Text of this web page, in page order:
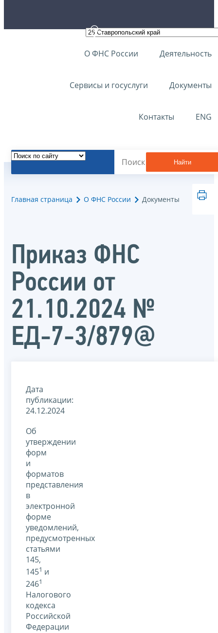
О ФНС России Деятельность
Сервисы и госуслуги Документы
Контакты ENG
Найти
Главная страница О ФНС России Документы
Приказ ФНС
России от
21.10.2024 №
ЕД-7-3/879@
Дата
публикации:
24.12.2024
Об
утверждении
форм
и
форматов
представления
в
электронной
форме
уведомлений,
предусмотренных
статьями
145,
1451 и
2461
Налогового
кодекса
Российской
Федерации